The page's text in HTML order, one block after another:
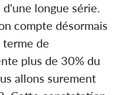
longue série.
compte désormais
terme de
plus de 30% du
allons surement